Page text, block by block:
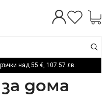
над 55 €, 107.57 лв.
дома